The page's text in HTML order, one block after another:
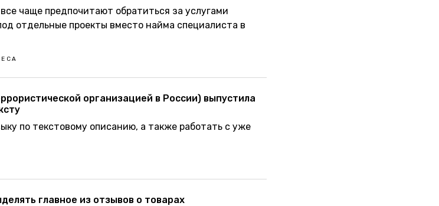
чаще предпочитают обратиться за услугами
отдельные проекты вместо найма специалиста в
организацией в России) выпустила
по текстовому описанию, а также работать с уже
главное из отзывов о товарах